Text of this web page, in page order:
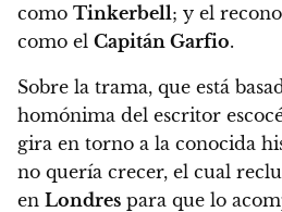
como Tinkerbell; y el
como el Capitán Garfio.
Sobre la trama, que está
homónima del escritor
gira en torno a la conocida
no quería crecer, el cual
en Londres para que lo